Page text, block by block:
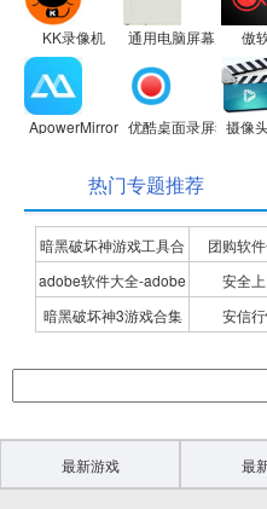
KK录像机 通用电脑屏幕监控录
傲
ApowerMirror 优酷桌面录屏独立软
摄像
热门专题推荐
暗黑破坏神游戏工具合
集
团购软
adobe软件大全-adobe
全系列软件下载-adobe
安全
暗黑破坏神3游戏合集 安信
最新游戏 最